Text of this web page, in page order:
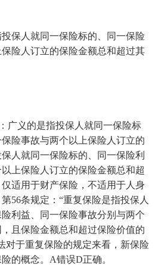
人就同一保险标的、同一保险
险人订立的保险金额总和超过其
义的是指投保人就同一保险标
险事故与两个以上保险人订立的
人就同一保险标的、同一保险利
上保险人订立的保险金额总和超
适用于财产保险，不适用于人身
56条规定：“重复保险是指投保人
利益、同一保险事故分别与两个
且保险金额总和超过保险价值的
对于重复保险的规定来看，新保险
的概念。A错误D正确。